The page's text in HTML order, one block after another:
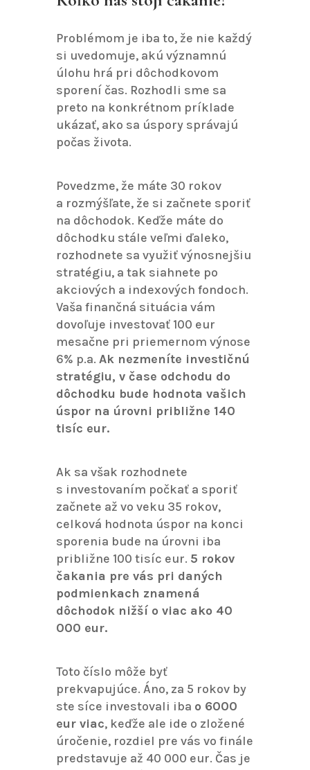
Problémom je iba to, že nie každý
si uvedomuje, akú významnú
úlohu hrá pri dôchodkovom
sporení čas. Rozhodli sme sa
preto na konkrétnom príklade
ukázať, ako sa úspory správajú
počas života.
Povedzme, že máte 30 rokov
a rozmýšľate, že si začnete sporiť
na dôchodok. Keďže máte do
dôchodku stále veľmi ďaleko,
rozhodnete sa využiť výnosnejšiu
stratégiu, a tak siahnete po
akciových a indexových fondoch.
Vaša finančná situácia vám
dovoľuje investovať 100 eur
mesačne pri priemernom výnose
6% p.a. Ak nezmeníte investičnú
stratégiu, v čase odchodu do
dôchodku bude hodnota vašich
úspor na úrovni približne 140
tisíc eur.
Ak sa však rozhodnete
s investovaním počkať a sporiť
začnete až vo veku 35 rokov,
celková hodnota úspor na konci
sporenia bude na úrovni iba
približne 100 tisíc eur. 5 rokov
čakania pre vás pri daných
podmienkach znamená
dôchodok nižší o viac ako 40
000 eur.
Toto číslo môže byť
prekvapujúce. Áno, za 5 rokov by
ste síce investovali iba o 6000
eur viac, keďže ale ide o zložené
úročenie, rozdiel pre vás vo finále
predstavuje až 40 000 eur. Čas je